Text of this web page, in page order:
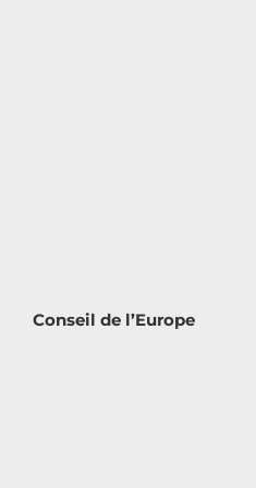
Conseil de l’Europe